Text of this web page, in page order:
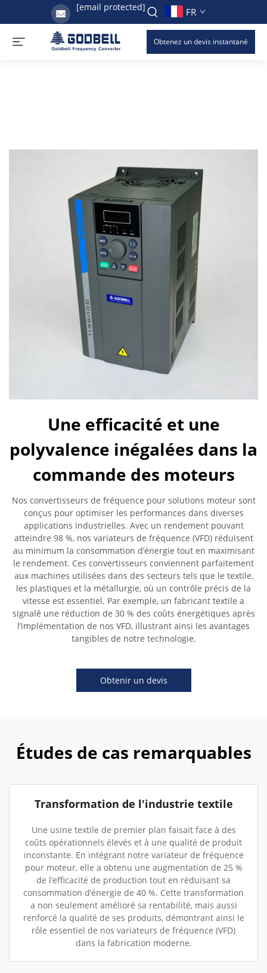
[email protected] FR
Obtenez un devis instantané
Une efficacité et une
polyvalence inégalées dans la
commande des moteurs
Nos convertisseurs de fréquence pour solutions moteur sont
conçus pour optimiser les performances dans diverses
applications industrielles. Avec un rendement pouvant
atteindre 98 %, nos variateurs de fréquence (VFD) réduisent
au minimum la consommation d’énergie tout en maximisant
le rendement. Ces convertisseurs conviennent parfaitement
aux machines utilisées dans des secteurs tels que le textile,
les plastiques et la métallurgie, où un contrôle précis de la
vitesse est essentiel. Par exemple, un fabricant textile a
signalé une réduction de 30 % des coûts énergétiques après
l’implémentation de nos VFD, illustrant ainsi les avantages
tangibles de notre technologie.
Obtenir un devis
Études de cas remarquables
Transformation de l'industrie textile
Une usine textile de premier plan faisait face à des
coûts opérationnels élevés et à une qualité de produit
inconstante. En intégrant notre variateur de fréquence
pour moteur, elle a obtenu une augmentation de 25 %
de l’efficacité de production tout en réduisant sa
consommation d’énergie de 40 %. Cette transformation
a non seulement amélioré sa rentabilité, mais aussi
renforcé la qualité de ses produits, démontrant ainsi le
rôle essentiel de nos variateurs de fréquence (VFD)
dans la fabrication moderne.